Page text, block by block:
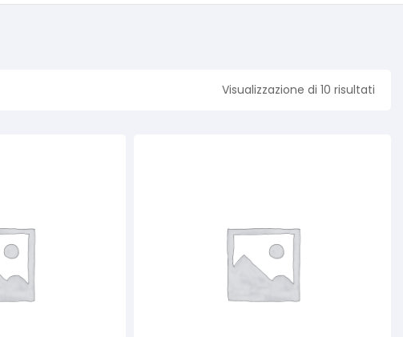
Visualizzazione di 10 risultati